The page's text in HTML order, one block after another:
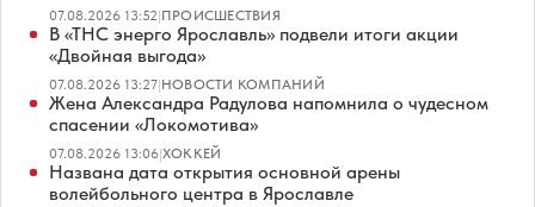
07.08.2026 13:52|ПРОИСШЕСТВИЯ
В «ТНС энерго Ярославль» подвели итоги акции
«Двойная выгода»
07.08.2026 13:27|НОВОСТИ КОМПАНИЙ
Жена Александра Радулова напомнила о чудесном
спасении «Локомотива»
07.08.2026 13:06|ХОККЕЙ
Названа дата открытия основной арены
волейбольного центра в Ярославле